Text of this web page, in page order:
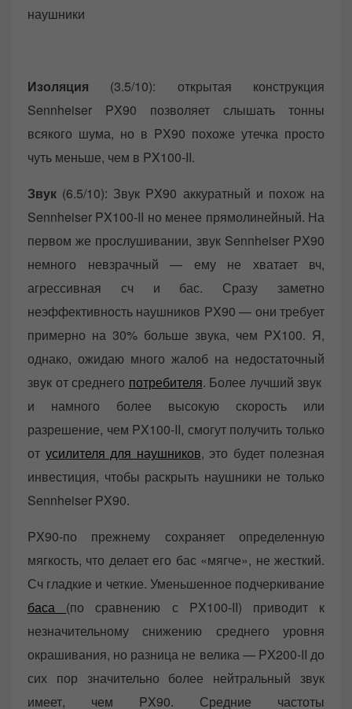
наушники
Изоляция (3.5/10): открытая конструкция
Sennheiser PX90 позволяет слышать тонны
всякого шума, но в PX90 похоже утечка просто
чуть меньше, чем в PX100-II.
Звук (6.5/10): Звук PX90 аккуратный и похож на
Sennheiser PX100-II но менее прямолинейный. На
первом же прослушивании, звук Sennheiser PX90
немного невзрачный — ему не хватает вч,
агрессивная сч и бас. Сразу заметно
неэффективность наушников PX90 — они требует
примерно на 30% больше звука, чем PX100. Я,
однако, ожидаю много жалоб на недостаточный
звук от среднего потребителя. Более лучший звук
и намного более высокую скорость или
разрешение, чем PX100-II, смогут получить только
от усилителя для наушников, это будет полезная
инвестиция, чтобы раскрыть наушники не только
Sennheiser PX90.
PX90-по прежнему сохраняет определенную
мягкость, что делает его бас «мягче», не жесткий.
Сч гладкие и четкие. Уменьшенное подчеркивание
баса (по сравнению с PX100-II) приводит к
незначительному снижению среднего уровня
окрашивания, но разница не велика — PX200-II до
сих пор значительно более нейтральный звук
имеет, чем PX90. Средние частоты